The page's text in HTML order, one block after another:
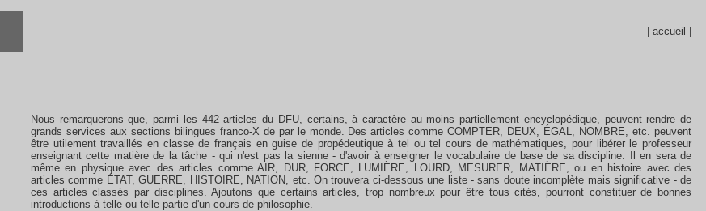
| accueil |
Nous remarquerons que, parmi les 442 articles du DFU, certains, à caractère au moins partiellement encyclopédique, peuvent rendre de
grands services aux sections bilingues franco-X de par le monde. Des articles comme COMPTER, DEUX, ÉGAL, NOMBRE, etc. peuvent
être utilement travaillés en classe de français en guise de propédeutique à tel ou tel cours de mathématiques, pour libérer le professeur
enseignant cette matière de la tâche - qui n'est pas la sienne - d'avoir à enseigner le vocabulaire de base de sa discipline. Il en sera de
même en physique avec des articles comme AIR, DUR, FORCE, LUMIÈRE, LOURD, MESURER, MATIÈRE, ou en histoire avec des
articles comme ÉTAT, GUERRE, HISTOIRE, NATION, etc. On trouvera ci-dessous une liste - sans doute incomplète mais significative - de
ces articles classés par disciplines. Ajoutons que certains articles, trop nombreux pour être tous cités, pourront constituer de bonnes
introductions à telle ou telle partie d'un cours de philosophie.